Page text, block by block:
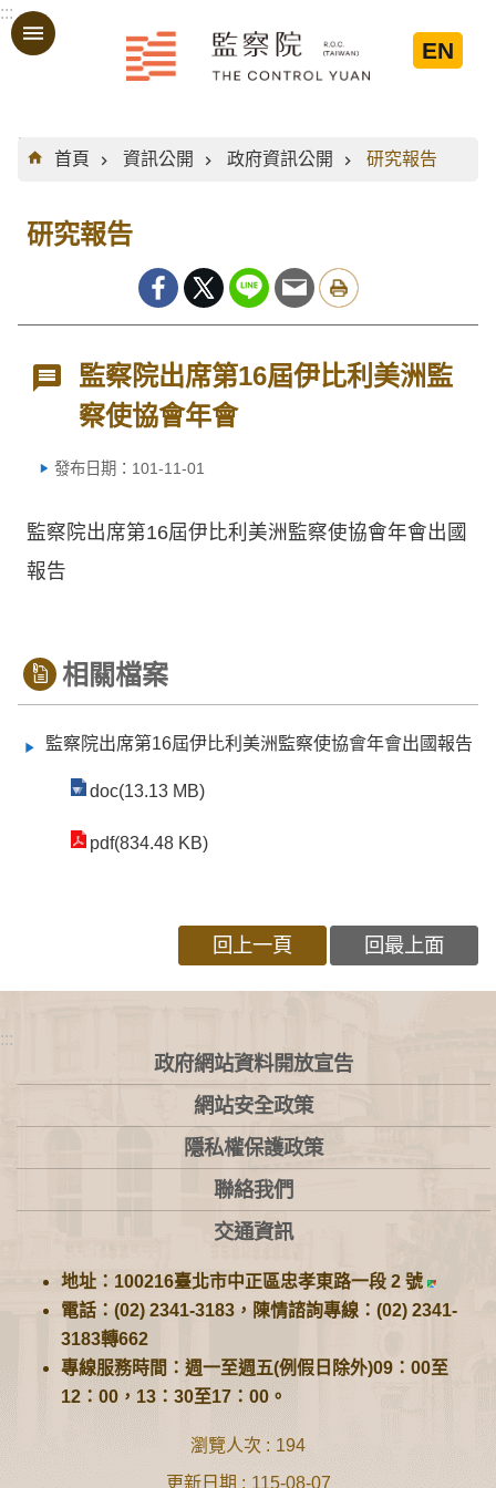
跳到主要內容區塊
:::
EN
:::
首頁
資訊公開 政府資訊公開 研究報告
研究報告
監察院出席第16屆伊比利美洲監
察使協會年會
發布日期：101-11-01
監察院出席第16屆伊比利美洲監察使協會年會出國
報告
相關檔案
監察院出席第16屆伊比利美洲監察使協會年會出國報告
doc(13.13 MB)
pdf(834.48 KB)
回上一頁 回最上面
:::
政府網站資料開放宣告
網站安全政策
隱私權保護政策
聯絡我們
交通資訊
地址：100216臺北市中正區忠孝東路一段 2 號
電話：(02) 2341-3183，陳情諮詢專線：(02) 2341-
3183轉662
專線服務時間：週一至週五(例假日除外)09：00至
12：00，13：30至17：00。
瀏覽人次
194
更新日期
115-08-07